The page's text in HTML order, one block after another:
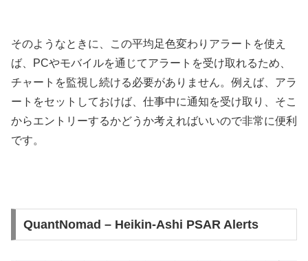
そのようなときに、この平均足色変わりアラートを使え
ば、
PCやモバイルを通じてアラートを受け取れるため、
チャートを監視し続ける必要がありません。例えば、アラ
ートをセットしておけば、仕事中に通知を受け取り、そこ
からエントリーするかどうか考えればいいので非常に便利
です。
QuantNomad – Heikin-Ashi PSAR Alerts